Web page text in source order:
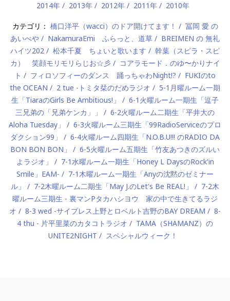
2014年
2013年 2012年 2011年 2010年
カテゴリ： 橋口洋平（wacci）のドア開けてます！
冨岡 愛 の
あいべや
NakamuraEmi ふらっと、道草
BREIMEN の 無礼
ハイツ202
松本千夏 ちょいと歌います
幹葉（スピラ・スピ
カ） 笑顔モリモリらじお☆彡
コアラモード．のゆ〜かりナイ
ト
フィロソフィーのダンス 踊っちゃわNight!?
FUKIのto
the OCEAN
2 tue -トミタ栞のだめラジオ
5-1月曜ルーム一期
生「TiaraのGirls Be Ambitious!」
6-1火曜ルーム一期生「逗子
三兄弟の「兄弟ケンカ」」
6-2火曜ルーム二期生「平井大の
Aloha Tuesday」
6-3火曜ルーム三期生「99RadioServiceのプロ
ダクション99」
6-4火曜ルーム四期生「N.O.B.U!!! のRADIO DA
BON BON BON」
6-5火曜ルーム五期生「竹友あつきのズルい
よラジオ」
7-1水曜ルーム一期生「Honey L DaysのRock'in
Smile」EAM-
7-1木曜ルーム一期生「Anyの沈黙のゼミナー
ル」
7-2木曜ルーム二期生「May J.のLet's Be REAL!」
7-2木
曜ルーム三期生 - 裏マンPタカハシヨウ 家の中で生きてるラジ
オ
8-3 wed -サイプレス上野とロベルト吉野のBAY DREAM
8-
4 thu - 片平里菜のカタコトラジオ
TAMA（SHAMANZ）の
UNITE2NIGHT
スペシャルウィーク！